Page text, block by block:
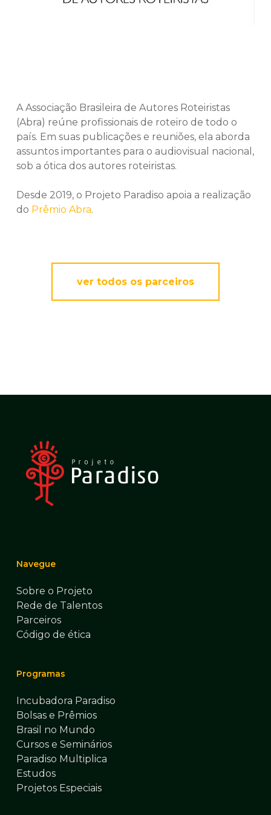
A Associação Brasileira de Autores Roteiristas
(Abra) reúne profissionais de roteiro de todo o
país. Em suas publicações e reuniões, ela aborda
assuntos importantes para o audiovisual nacional,
sob a ótica dos autores roteiristas.
Desde 2019, o Projeto Paradiso apoia a realização
do Prêmio Abra.
ver todos os parceiros
Navegue
Sobre o Projeto
Rede de Talentos
Parceiros
Código de ética
Programas
Incubadora Paradiso
Bolsas e Prêmios
Brasil no Mundo
Cursos e Seminários
Paradiso Multiplica
Estudos
Projetos Especiais